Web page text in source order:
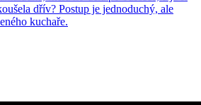
dřív? Postup je jednoduchý, ale
kuchaře.